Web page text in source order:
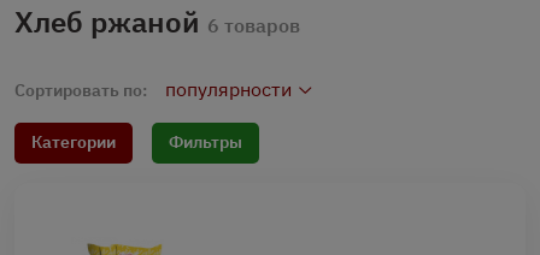
Хлеб ржаной 6 товаров
Сортировать по: популярности
Категории Фильтры